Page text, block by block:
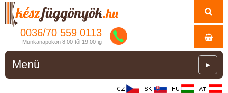
0036/70 559 0113
Munkanapokon 8:00-től 19:00-ig
Menü ►